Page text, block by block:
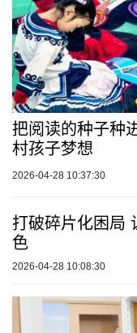
把阅读的种子种
村孩子梦想
2026-04-28 10:37:30
打破碎片化困局
色
2026-04-28 10:08:30